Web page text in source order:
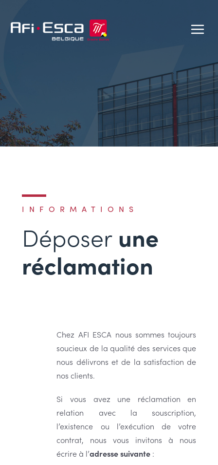
INFORMATIONS
Déposer une
réclamation
Chez AFI ESCA nous sommes toujours
soucieux de la qualité des services que
nous délivrons et de la satisfaction de
nos clients.
Si vous avez une réclamation en
relation avec la souscription,
l’existence ou l’exécution de votre
contrat, nous vous invitons à nous
écrire à l’adresse suivante :